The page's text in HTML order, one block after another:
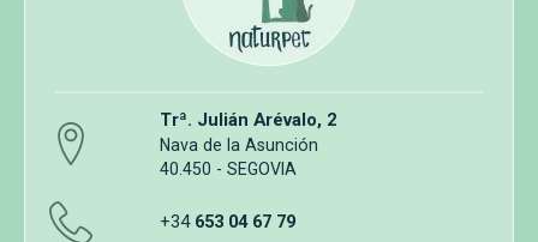
Trª. Julián Arévalo, 2
Nava de la Asunción
40.450 - SEGOVIA
+34 653 04 67 79